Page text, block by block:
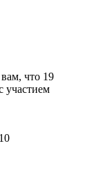
что 19
участием